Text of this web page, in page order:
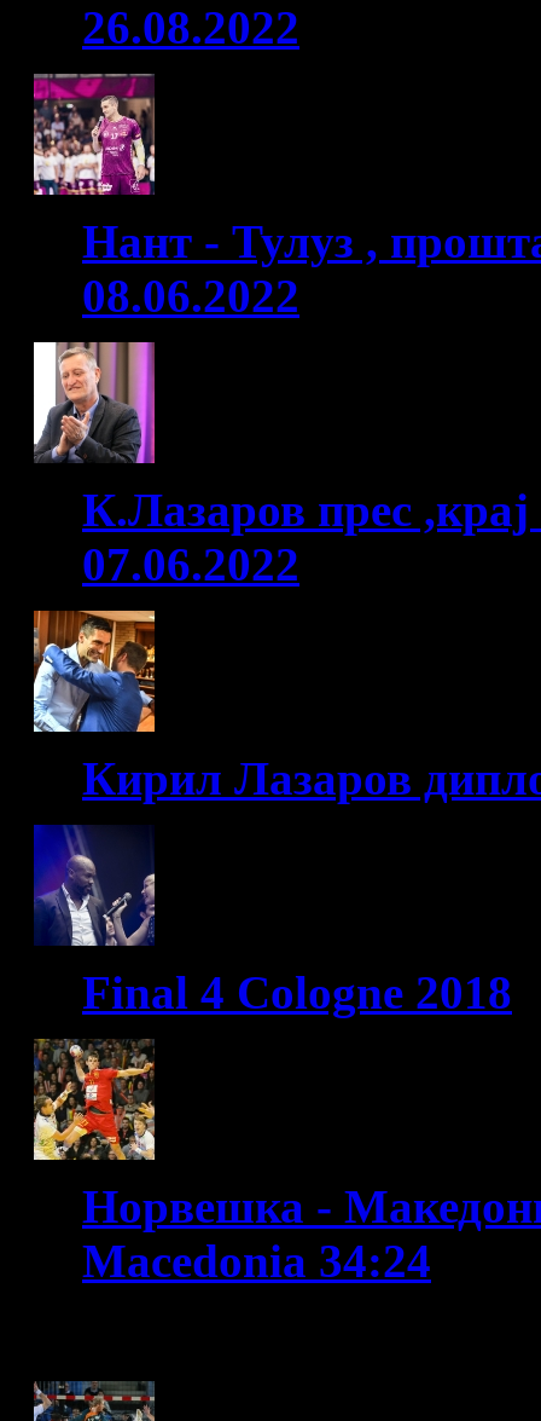
26.08.2022
Нант - Тулуз ,
08.06.2022
К.Лазаров прес
07.06.2022
Кирил Лазаров
Final 4 Cologne 2018
Норвешка -
Macedonia 34:24